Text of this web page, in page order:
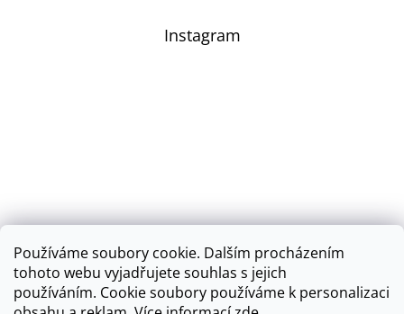
Používáme soubory cookie. Dalším procházením
tohoto webu vyjadřujete souhlas s jejich
používáním. Cookie soubory používáme k personalizaci
Instagram
Sledovat na Instagramu